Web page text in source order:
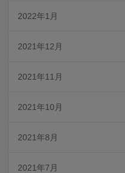
2022年1月
2021年12月
2021年11月
2021年10月
2021年8月
2021年7月